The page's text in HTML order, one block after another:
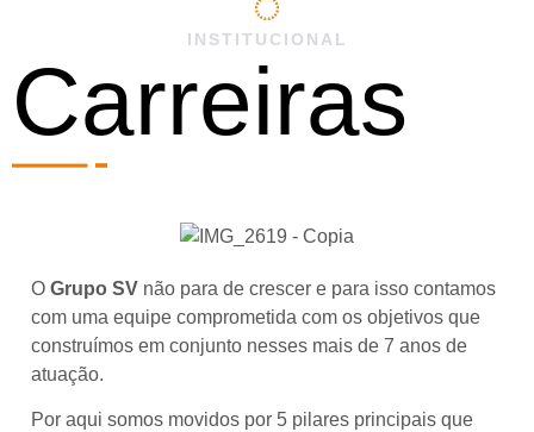
INSTITUCIONAL
Carreiras
O Grupo SV não para de crescer e para isso contamos
com uma equipe comprometida com os objetivos que
construímos em conjunto nesses mais de 7 anos de
atuação.
Por aqui somos movidos por 5 pilares principais que